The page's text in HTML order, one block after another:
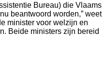
Bureau) die Vlaams
beantwoord worden,” weet
minister voor welzijn en
Beide ministers zijn bereid